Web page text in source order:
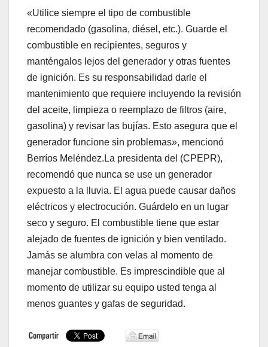
«Utilice siempre el tipo de combustible
recomendado (gasolina, diésel, etc.). Guarde el
combustible en recipientes, seguros y
manténgalos lejos del generador y otras fuentes
de ignición. Es su responsabilidad darle el
mantenimiento que requiere incluyendo la revisión
del aceite, limpieza o reemplazo de filtros (aire,
gasolina) y revisar las bujías. Esto asegura que el
generador funcione sin problemas», mencionó
Berríos Meléndez.La presidenta del (CPEPR),
recomendó que nunca se use un generador
expuesto a la lluvia. El agua puede causar daños
eléctricos y electrocución. Guárdelo en un lugar
seco y seguro. El combustible tiene que estar
alejado de fuentes de ignición y bien ventilado.
Jamás se alumbra con velas al momento de
manejar combustible. Es imprescindible que al
momento de utilizar su equipo usted tenga al
menos guantes y gafas de seguridad.